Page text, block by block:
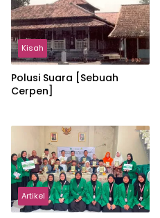
Kisah
Polusi Suara [Sebuah
Cerpen]
Artikel